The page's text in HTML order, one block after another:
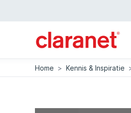
Home > Kennis & Inspiratie